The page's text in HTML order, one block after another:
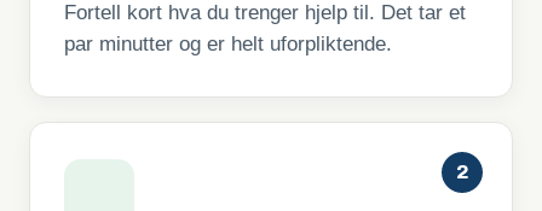
Fortell kort hva du trenger hjelp til. Det tar et
par minutter og er helt uforpliktende.
2